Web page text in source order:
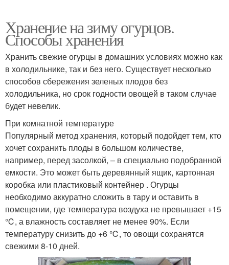
Хранение на зиму огурцов.
Способы хранения
Хранить свежие огурцы в домашних условиях можно как
в холодильнике, так и без него. Существует несколько
способов сбережения зеленых плодов без
холодильника, но срок годности овощей в таком случае
будет невелик.
При комнатной температуре
Популярный метод хранения, который подойдет тем, кто
хочет сохранить плоды в большом количестве,
например, перед засолкой, – в специально подобранной
емкости. Это может быть деревянный ящик, картонная
коробка или пластиковый контейнер . Огурцы
необходимо аккуратно сложить в тару и оставить в
помещении, где температура воздуха не превышает +15
℃, а влажность составляет не менее 90%. Если
температуру снизить до +6 ℃, то овощи сохранятся
свежими 8-10 дней.